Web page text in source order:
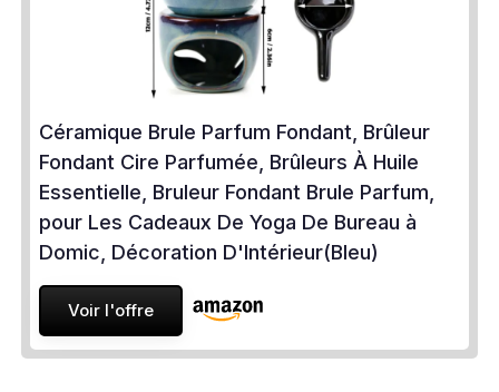
Céramique Brule Parfum Fondant, Brûleur
Fondant Cire Parfumée, Brûleurs À Huile
Essentielle, Bruleur Fondant Brule Parfum,
pour Les Cadeaux De Yoga De Bureau à
Domic, Décoration D'Intérieur(Bleu)
Voir l'offre